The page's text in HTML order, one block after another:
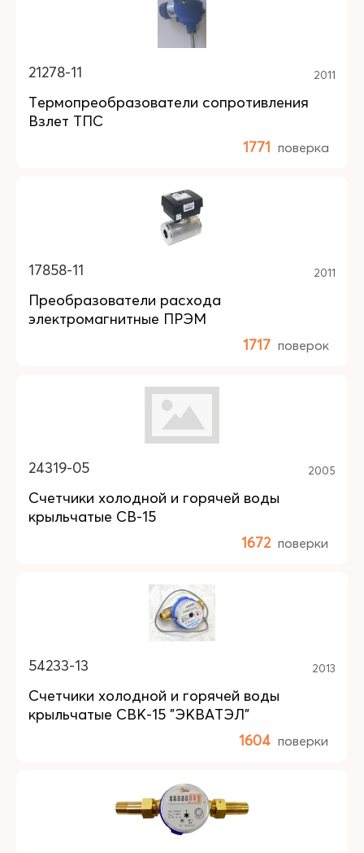
21278-11 2011
Термопреобразователи сопротивления
Взлет ТПС
1771 поверка
17858-11 2011
Преобразователи расхода
электромагнитные ПРЭМ
1717 поверок
24319-05 2005
Счетчики холодной и горячей воды
крыльчатые СВ-15
1672 поверки
54233-13 2013
Счетчики холодной и горячей воды
крыльчатые СВК-15 "ЭКВАТЭЛ"
1604 поверки